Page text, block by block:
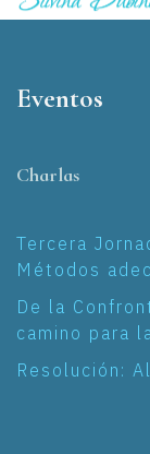
Eventos
Charlas
Tercera
Métodos
De la
camino para
Resolución: